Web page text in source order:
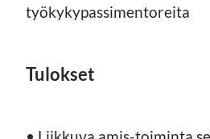
työkykypassimentoreita
Tulokset